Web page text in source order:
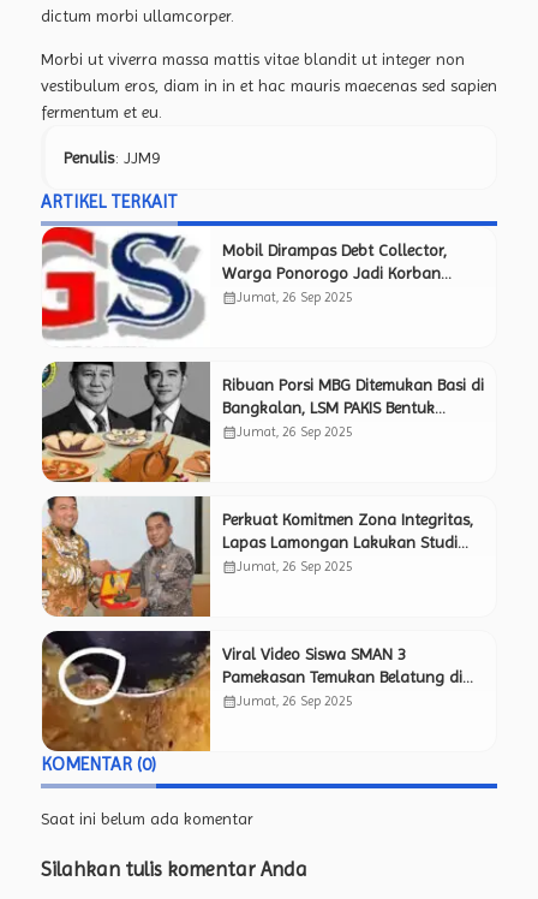
dictum morbi ullamcorper.
Morbi ut viverra massa mattis vitae blandit ut integer non
vestibulum eros, diam in in et hac mauris maecenas sed sapien
fermentum et eu.
Penulis: JJM9
ARTIKEL TERKAIT
Mobil Dirampas Debt Collector,
Warga Ponorogo Jadi Korban
Pemerasan Berkedok BT
calendar_monthJumat, 26 Sep 2025
Ribuan Porsi MBG Ditemukan Basi di
Bangkalan, LSM PAKIS Bentuk
Timsus Pemantau Independen Awasi
calendar_monthJumat, 26 Sep 2025
Perkuat Komitmen Zona Integritas,
Lapas Lamongan Lakukan Studi
Tiru ke Lapas Mojokerto yang
calendar_monthJumat, 26 Sep 2025
Viral Video Siswa SMAN 3
Pamekasan Temukan Belatung di
Menu Makan Bergizi Gratis, Netizen
calendar_monthJumat, 26 Sep 2025
KOMENTAR (0)
Saat ini belum ada komentar
Silahkan tulis komentar Anda